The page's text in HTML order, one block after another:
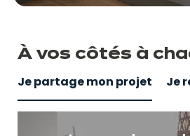
À vos côtés à
Je partage mon projet Je